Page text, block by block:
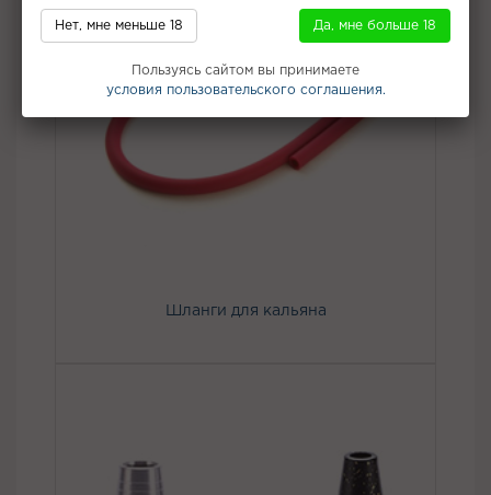
Шланги для кальяна
Нет, мне меньше 18 Да, мне больше 18
Пользуясь сайтом вы принимаете
условия пользовательского соглашения.